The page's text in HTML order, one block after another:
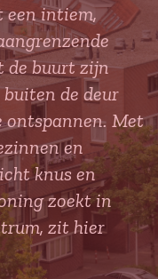
een intiem,
de buurt zijn
de deur
ontspannen. Met
en
knus en
zoekt in
zit hier